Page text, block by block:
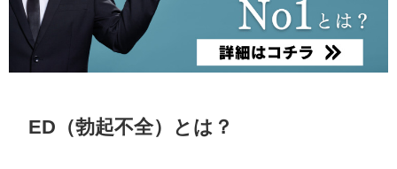
ED（勃起不全）とは？